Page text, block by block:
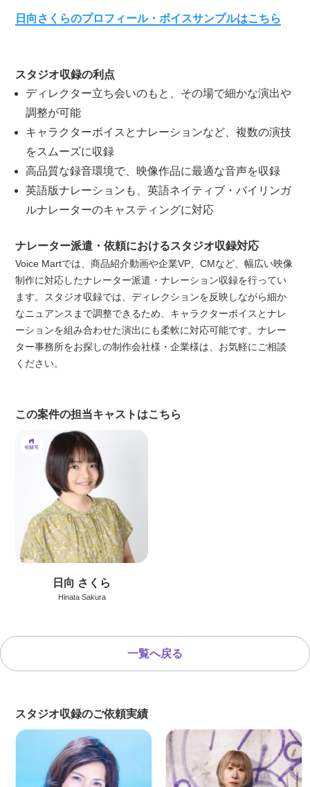
日向さくらのプロフィール・ボイスサンプルはこちら
スタジオ収録の利点
ディレクター立ち会いのもと、その場で細かな演出や
調整が可能
キャラクターボイスとナレーションなど、複数の演技
をスムーズに収録
高品質な録音環境で、映像作品に最適な音声を収録
英語版ナレーションも、英語ネイティブ・バイリンガ
ルナレーターのキャスティングに対応
ナレーター派遣・依頼におけるスタジオ収録対応
Voice Martでは、商品紹介動画や企業VP、CMなど、幅広い映像
制作に対応したナレーター派遣・ナレーション収録を行ってい
ます。スタジオ収録では、ディレクションを反映しながら細か
なニュアンスまで調整できるため、キャラクターボイスとナレ
ーションを組み合わせた演出にも柔軟に対応可能です。ナレー
ター事務所をお探しの制作会社様・企業様は、お気軽にご相談
ください。
この案件の担当キャストはこちら
日向 さくら
Hinata Sakura
一覧へ戻る
スタジオ収録のご依頼実績